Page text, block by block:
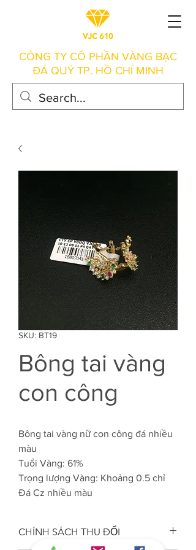
CÔNG TY CỔ PHẦN VÀNG BẠC
ĐÁ QUÝ TP. HỒ CHÍ MINH
SKU: BT19
Bông tai vàng
con công
Bông tai vàng nữ con công đá nhiều
màu
Tuổi Vàng: 61%
Trọng lượng Vàng: Khoảng 0.5 chỉ
Đá Cz nhiều màu
CHÍNH SÁCH THU ĐỔI